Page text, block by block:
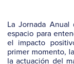
La Jornada
espacio para
el impacto
primer momento,
la actuación del